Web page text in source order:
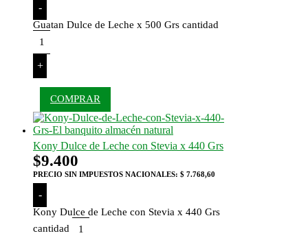
-
Guatan Dulce de Leche x 500 Grs cantidad
+
COMPRAR
Kony Dulce de Leche con Stevia x 440 Grs
$9.400
PRECIO SIN IMPUESTOS NACIONALES: $ 7.768,60
-
Kony Dulce de Leche con Stevia x 440 Grs
cantidad